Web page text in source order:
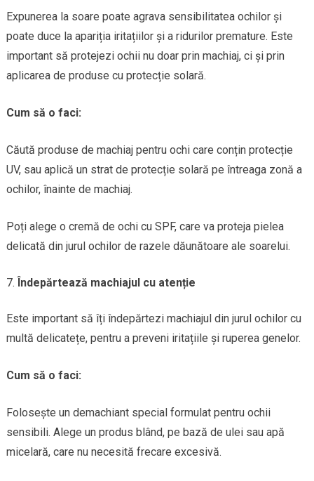
Expunerea la soare poate agrava sensibilitatea ochilor și
poate duce la apariția iritațiilor și a ridurilor premature. Este
important să protejezi ochii nu doar prin machiaj, ci și prin
aplicarea de produse cu protecție solară.
Cum să o faci:
Căută produse de machiaj pentru ochi care conțin protecție
UV, sau aplică un strat de protecție solară pe întreaga zonă a
ochilor, înainte de machiaj.
Poți alege o cremă de ochi cu SPF, care va proteja pielea
delicată din jurul ochilor de razele dăunătoare ale soarelui.
Îndepărtează machiajul cu atenție
Este important să îți îndepărtezi machiajul din jurul ochilor cu
multă delicatețe, pentru a preveni iritațiile și ruperea genelor.
Cum să o faci:
Folosește un demachiant special formulat pentru ochii
sensibili. Alege un produs blând, pe bază de ulei sau apă
micelară, care nu necesită frecare excesivă.